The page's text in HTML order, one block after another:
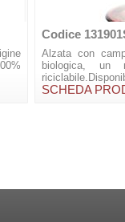
Codice
Alzata con
biologica, un
SCHEDA